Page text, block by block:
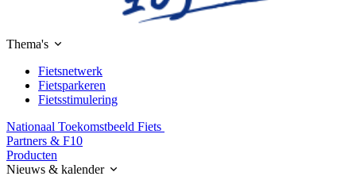
Thema's
Fietsnetwerk
Fietsparkeren
Fietsstimulering
Nationaal Toekomstbeeld Fiets
Partners & F10
Producten
Nieuws & kalender